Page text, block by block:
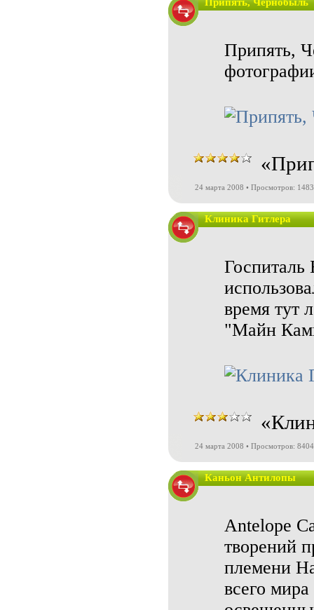
Припять,
24 марта 2008 • Просмотров:
Клиника Гитлера
Госпиталь
время тут
"Майн
24 марта 2008 • Просмотров: 8404
Каньон Антилопы
Antelope
творений
племени
всего